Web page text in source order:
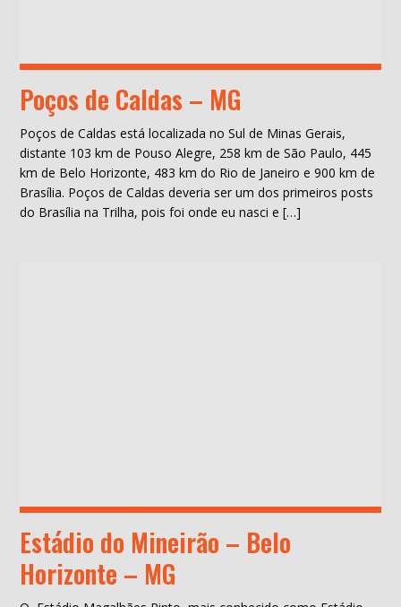
Poços de Caldas – MG
Poços de Caldas está localizada no Sul de Minas Gerais,
distante 103 km de Pouso Alegre, 258 km de São Paulo, 445
km de Belo Horizonte, 483 km do Rio de Janeiro e 900 km de
Brasília. Poços de Caldas deveria ser um dos primeiros posts
do Brasília na Trilha, pois foi onde eu nasci e […]
Estádio do Mineirão – Belo
Horizonte – MG